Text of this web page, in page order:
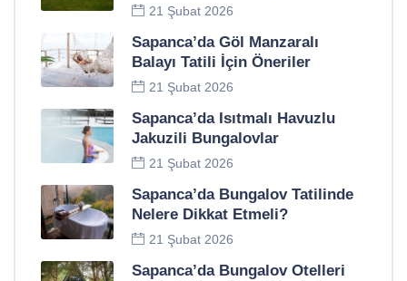
21 Şubat 2026
Sapanca’da Göl Manzaralı
Balayı Tatili İçin Öneriler
21 Şubat 2026
Sapanca’da Isıtmalı Havuzlu
Jakuzili Bungalovlar
21 Şubat 2026
Sapanca’da Bungalov Tatilinde
Nelere Dikkat Etmeli?
21 Şubat 2026
Sapanca’da Bungalov Otelleri